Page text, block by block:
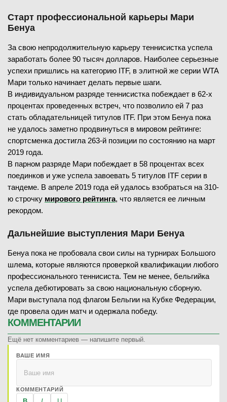
Старт профессиональной карьеры Мари
Бенуа
За свою непродолжительную карьеру теннисистка успела
заработать более 90 тысяч долларов. Наиболее серьезные
успехи пришлись на категорию ITF, в элитной же серии WTA
Мари только начинает делать первые шаги.
В индивидуальном разряде теннисистка побеждает в 62-х
процентах проведенных встреч, что позволило ей 7 раз
стать обладательницей титулов ITF. При этом Бенуа пока
не удалось заметно продвинуться в мировом рейтинге:
спортсменка достигла 263-й позиции по состоянию на март
2019 года.
В парном разряде Мари побеждает в 58 процентах всех
поединков и уже успела завоевать 5 титулов ITF серии в
тандеме. В апреле 2019 года ей удалось взобраться на 310-
ю строчку мирового рейтинга, что является ее личным
рекордом.
Дальнейшие выступления Мари Бенуа
Бенуа пока не пробовала свои силы на турнирах Большого
шлема, которые являются проверкой квалификации любого
профессионального теннисиста. Тем не менее, бельгийка
успела дебютировать за свою национальную сборную.
Мари выступала под флагом Бельгии на Кубке Федерации,
где провела один матч и одержала победу.
КОММЕНТАРИИ
Ещё нет комментариев — напишите первый.
ВАШЕ ИМЯ
КОММЕНТАРИЙ